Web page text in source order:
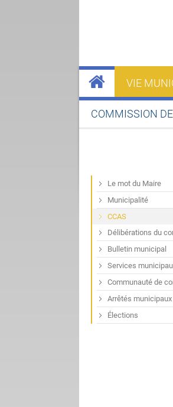
VIE
COMMISSION
Le mot du Maire
Municipalité
CCAS
Délibérations du
Bulletin municipal
Services
Communauté de
Arrêtés municipaux
Élections